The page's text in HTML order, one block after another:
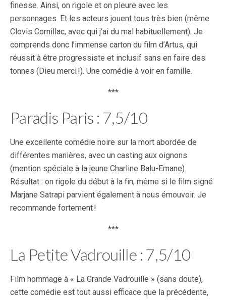
finesse. Ainsi, on rigole et on pleure avec les
personnages. Et les acteurs jouent tous très bien (même
Clovis Cornillac, avec qui j’ai du mal habituellement). Je
comprends donc l’immense carton du film d’Artus, qui
réussit à être progressiste et inclusif sans en faire des
tonnes (Dieu merci !). Une comédie à voir en famille.
***
Paradis Paris : 7,5/10
Une excellente comédie noire sur la mort abordée de
différentes manières, avec un casting aux oignons
(mention spéciale à la jeune Charline Balu-Emane).
Résultat : on rigole du début à la fin, même si le film signé
Marjane Satrapi parvient également à nous émouvoir. Je
recommande fortement !
***
La Petite Vadrouille : 7,5/10
Film hommage à « La Grande Vadrouille » (sans doute),
cette comédie est tout aussi efficace que la précédente,